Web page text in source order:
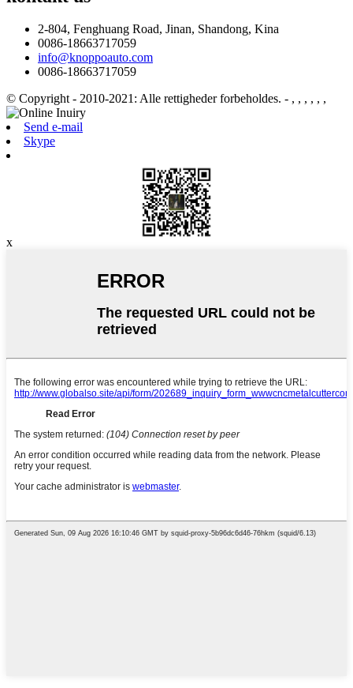
2-804, Fenghuang Road, Jinan, Shandong, Kina
0086-18663717059
info@knoppoauto.com
0086-18663717059
© Copyright - 2010-2021: Alle rettigheder forbeholdes. - , , , , , ,
Send e-mail
Skype
x